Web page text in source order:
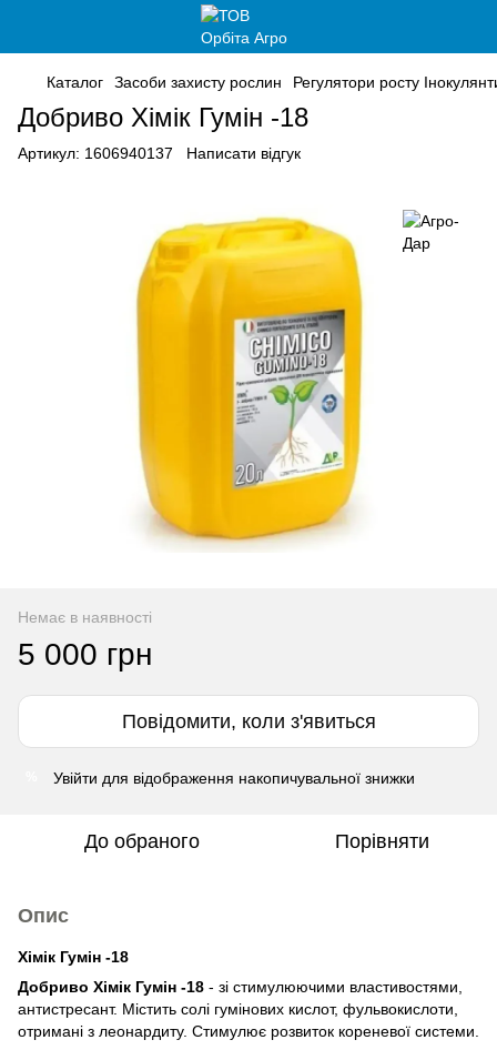
Каталог Засоби захисту рослин Регулятори росту
Добриво Хімік Гумін -18
Артикул: 1606940137 Написати відгук
Немає в наявності
5 000 грн
Повідомити, коли з'явиться
Увійти для відображення накопичувальної знижки
До обраного Порівняти
Опис
Хімік Гумін -18
Добриво Хімік Гумін -18 - зі стимулюючими властивостями,
антистресант. Містить солі гумінових кислот, фульвокислоти,
отримані з леонардиту. Стимулює розвиток кореневої системи.